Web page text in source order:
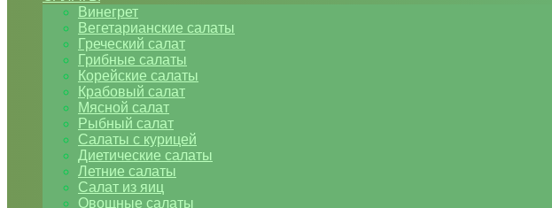
Винегрет
Вегетарианские салаты
Греческий салат
Грибные салаты
Корейские салаты
Крабовый салат
Мясной салат
Рыбный салат
Салаты с курицей
Диетические салаты
Летние салаты
Салат из яиц
Овощные салаты